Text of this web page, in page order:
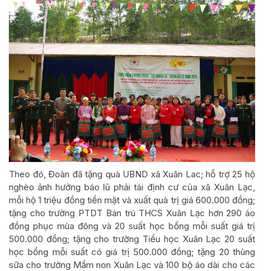
Theo đó, Đoàn đã tặng quà UBND xã Xuân Lac; hỗ trợ 25 hộ
nghèo ảnh hưởng báo lũ phải tái định cư của xã Xuân Lạc,
mỗi hộ 1 triệu đồng tiền mặt và xuất quà trị giá 600.000 đồng;
tặng cho trường PTDT Bán trú THCS Xuân Lạc hơn 290 áo
đồng phục mùa đông và 20 suất học bổng mỗi suất giá trị
500.000 đồng; tặng cho trường Tiểu học Xuân Lạc 20 suất
học bổng mỗi suất có giá trị 500.000 đồng; tặng 20 thùng
sữa cho trường Mầm non Xuân Lạc và 100 bộ áo dài cho các